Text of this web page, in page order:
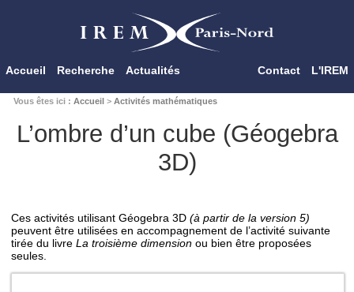
Accueil Recherche Actualités Contact L'IREM
Vous êtes ici : Accueil> Activités mathématiques
L’ombre d’un cube (Géogebra
3D)
Ces activités utilisant Géogebra 3D (à partir de la version 5)
peuvent être utilisées en accompagnement de l’activité suivante
tirée du livre La troisième dimension ou bien être proposées
seules.